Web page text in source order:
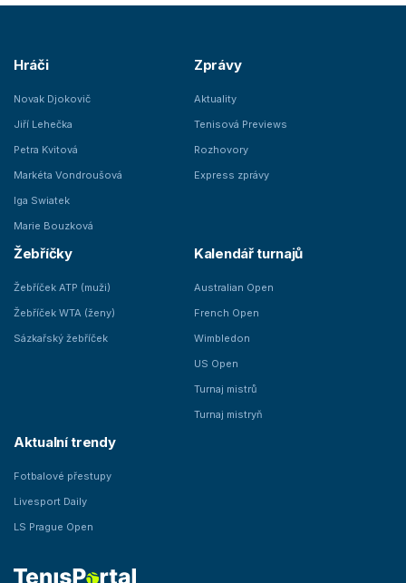
Hráči
Novak Djokovič
Jiří Lehečka
Petra Kvitová
Markéta Vondroušová
Iga Swiatek
Marie Bouzková
Zprávy
Aktuality
Tenisová Previews
Rozhovory
Express zprávy
Žebříčky
Žebříček ATP (muži)
Žebříček WTA (ženy)
Sázkařský žebříček
Kalendář turnajů
Australian Open
French Open
Wimbledon
US Open
Turnaj mistrů
Turnaj mistryň
Aktualní trendy
Fotbalové přestupy
Livesport Daily
LS Prague Open